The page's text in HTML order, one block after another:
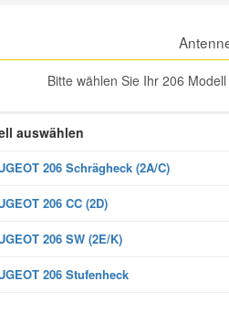
Bitte wählen Sie Ihr 206
auswählen
206 Schrägheck (2A/C)
206 CC (2D)
206 SW (2E/K)
206 Stufenheck